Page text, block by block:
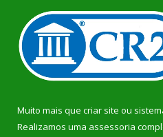
Muito mais que criar site ou
Realizamos uma assessoria